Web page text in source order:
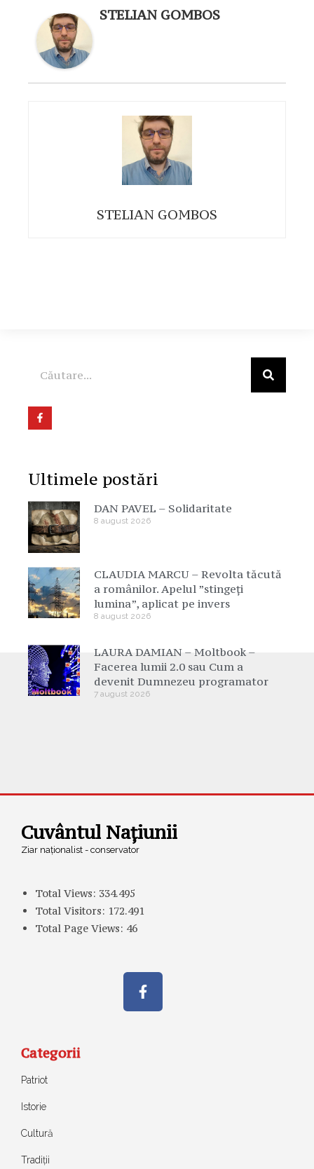
STELIAN GOMBOS
STELIAN GOMBOS
Ultimele postări
DAN PAVEL – Solidaritate
8 august 2026
CLAUDIA MARCU – Revolta tăcută
a românilor. Apelul ”stingeți
lumina”, aplicat pe invers
8 august 2026
LAURA DAMIAN – Moltbook –
Facerea lumii 2.0 sau Cum a
devenit Dumnezeu programator
7 august 2026
Cuvântul Națiunii
Ziar naționalist - conservator
Total Views: 334.495
Total Visitors: 172.491
Total Page Views: 46
Categorii
Patriot
Istorie
Cultură
Tradiții